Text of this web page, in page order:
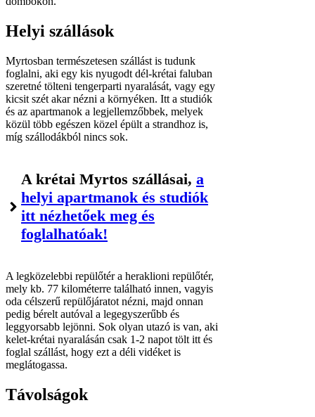
Helyi szállások
Myrtosban természetesen szállást is tudunk
foglalni, aki egy kis nyugodt dél-krétai faluban
szeretné tölteni tengerparti nyaralását, vagy egy
kicsit szét akar nézni a környéken. Itt a studiók
és az apartmanok a legjellemzőbbek, melyek
közül több egészen közel épült a strandhoz is,
míg szállodákból nincs sok.
A krétai Myrtos szállásai, a
helyi apartmanok és studiók
itt nézhetőek meg és
foglalhatóak!
A legközelebbi repülőtér a heraklioni repülőtér,
mely kb. 77 kilométerre található innen, vagyis
oda célszerű repülőjáratot nézni, majd onnan
pedig bérelt autóval a legegyszerűbb és
leggyorsabb lejönni. Sok olyan utazó is van, aki
kelet-krétai nyaralásán csak 1-2 napot tölt itt és
foglal szállást, hogy ezt a déli vidéket is
meglátogassa.
Távolságok